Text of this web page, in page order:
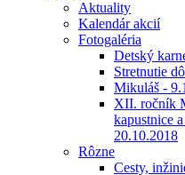
Aktuality
Kalendár akcií
Fotogaléria
Detský
Stretnutie
Mikuláš -
XII. ročník
kapustnice
20.10.2018
Rôzne
Cesty,